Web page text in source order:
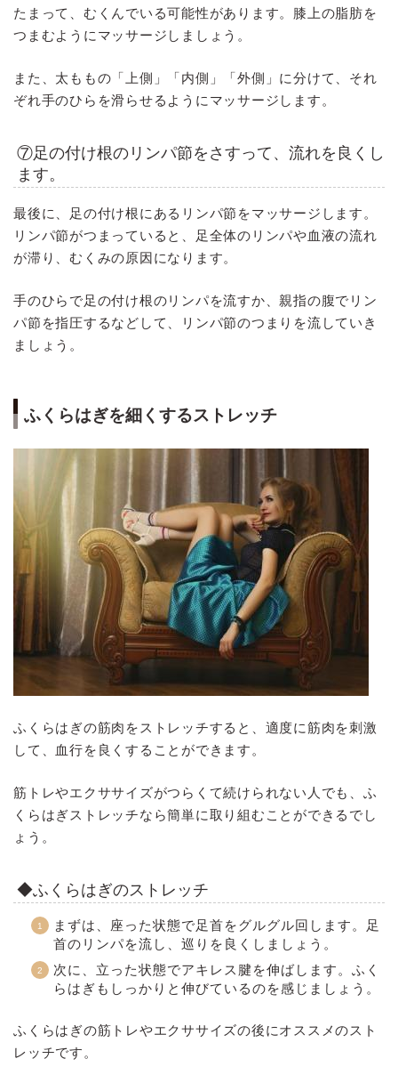
たまって、むくんでいる可能性があります。膝上の脂肪を
つまむようにマッサージしましょう。
また、太ももの「上側」「内側」「外側」に分けて、それ
ぞれ手のひらを滑らせるようにマッサージします。
⑦足の付け根のリンパ節をさすって、流れを良くし
ます。
最後に、足の付け根にあるリンパ節をマッサージします。
リンパ節がつまっていると、足全体のリンパや血液の流れ
が滞り、むくみの原因になります。
手のひらで足の付け根のリンパを流すか、親指の腹でリン
パ節を指圧するなどして、リンパ節のつまりを流していき
ましょう。
ふくらはぎを細くするストレッチ
ふくらはぎの筋肉をストレッチすると、適度に筋肉を刺激
して、血行を良くすることができます。
筋トレやエクササイズがつらくて続けられない人でも、ふ
くらはぎストレッチなら簡単に取り組むことができるでし
ょう。
◆ふくらはぎのストレッチ
まずは、座った状態で足首をグルグル回します。足
首のリンパを流し、巡りを良くしましょう。
次に、立った状態でアキレス腱を伸ばします。ふく
らはぎもしっかりと伸びているのを感じましょう。
ふくらはぎの筋トレやエクササイズの後にオススメのスト
レッチです。